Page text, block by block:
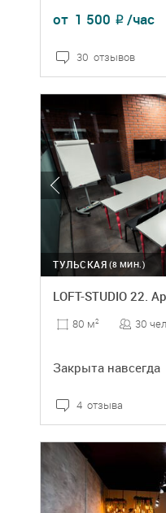
от 1 500 ₽ /час
30 отзывов
(8 МИН.)
ТУЛЬСКАЯ
LOFT-STUDIO 22.
80 м2 30
Закрыта навсегда
4 отзыва